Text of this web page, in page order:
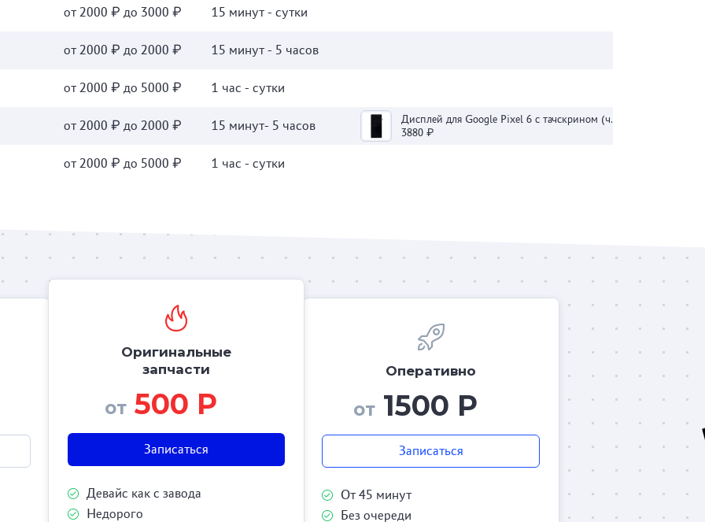
от 2000 ₽ до 3000 ₽ 15 минут - сутки
от 2000 ₽ до 2000 ₽ 15 минут - 5 часов
от 2000 ₽ до 5000 ₽ 1 час - сутки
от 2000 ₽ до 2000 ₽ 15 минут- 5 часов
Дисплей для Google Pixel 6 с тачскрином (черный) - OLED
3880 ₽
от 2000 ₽ до 5000 ₽ 1 час - сутки
Оригинальные
запчасти
от500 Р
Записаться
Девайс как с завода
Недорого
Оперативно
от1500 Р
Записаться
От 45 минут
Без очереди